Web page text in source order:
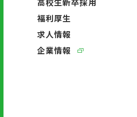
福利厚生
求人情報
企業情報